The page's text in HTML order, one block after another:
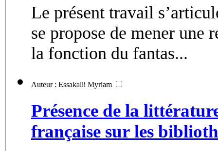
Le présent travail
se propose de mener une
la fonction du fantas...
Auteur : Essakalli Myriam
Présence de la
française sur les